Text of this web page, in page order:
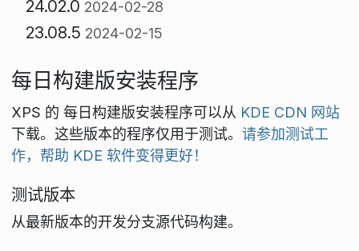
24.02.0 2024-02-28
23.08.5 2024-02-15
每日构建版安装程序
XPS 的 每日构建版安装程序可以从 KDE CDN 网站
下载。这些版本的程序仅用于测试。 请参加测试工
作，帮助 KDE 软件变得更好！
测试版本
从最新版本的开发分支源代码构建。